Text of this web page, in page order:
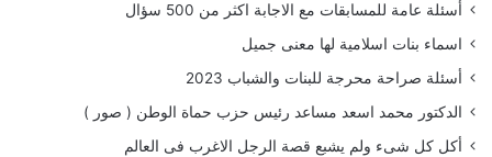
أسئلة عامة للمسابقات مع الاجابة اكثر من 500 سؤال
اسماء بنات اسلامية لها معنى جميل
أسئلة صراحة محرجة للبنات والشباب 2023
الدكتور محمد اسعد مساعد رئيس حزب حماة الوطن ( صور )
أكل كل شىء ولم يشبع قصة الرجل الاغرب فى العالم